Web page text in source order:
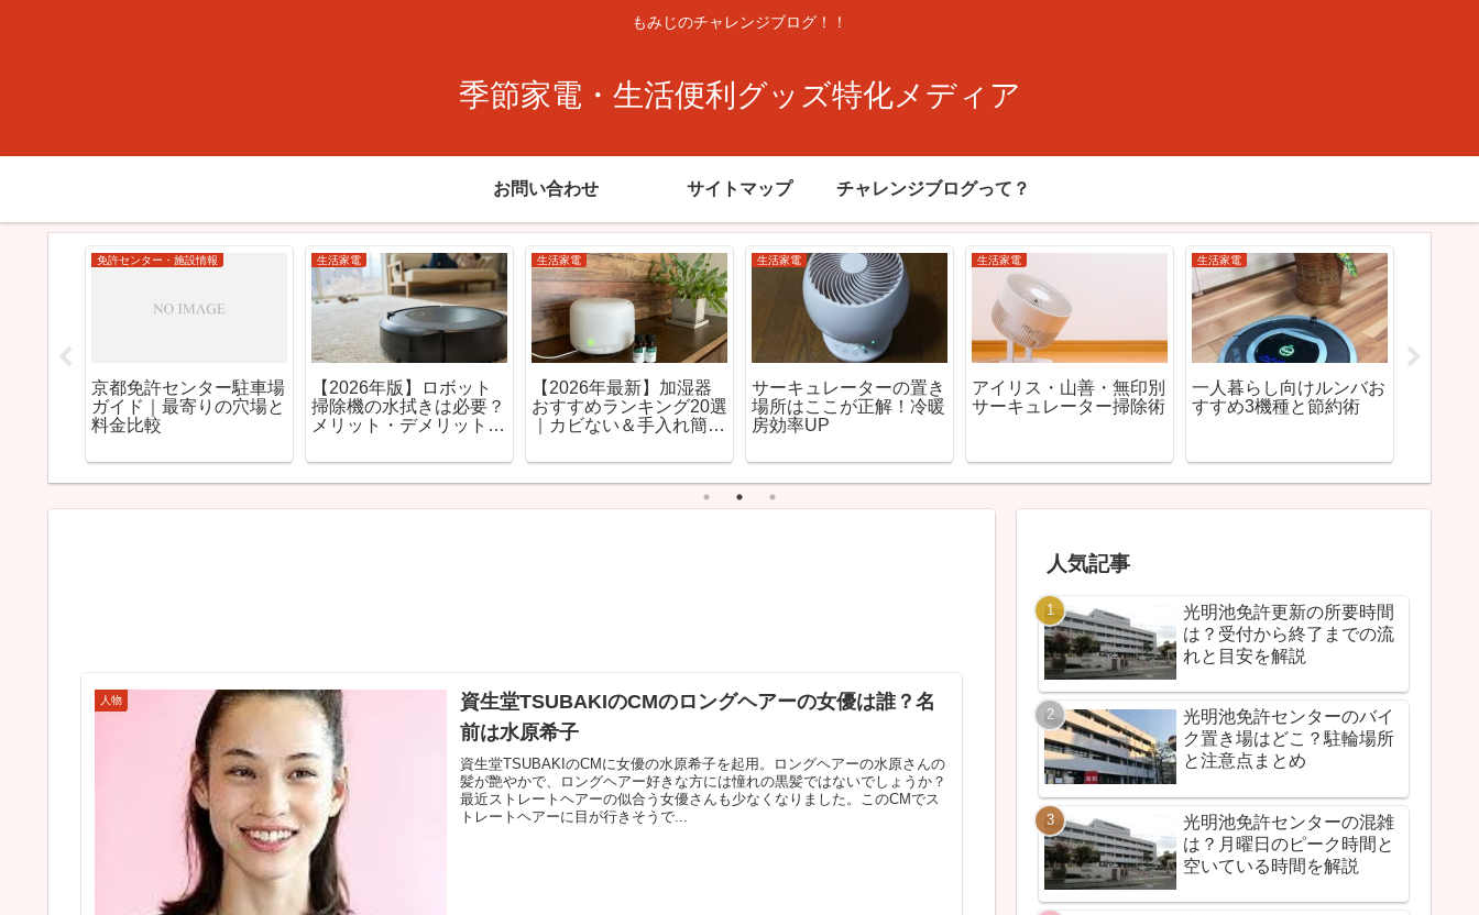
もみじのチャレンジブログ！！
季節家電・生活便利グッズ特化メディア
お問い合わせ サイトマップ チャレンジブログって？
免許センター・施設情報
京都免許センター駐車場
ガイド｜最寄りの穴場と
料金比較
生活家電
【2026年版】ロボット
掃除機の水拭きは必要？
メリット・デメリットと
説
生活家電
【2026年最新】加湿器
おすすめランキング20選
｜カビない＆手入れ簡単
生活家電
サーキュレーターの置き
場所はここが正解！冷暖
房効率UP
生活家電
アイリス・山善・無印別
サーキュレーター掃除術
生活家電
一人暮らし向けルンバお
すすめ3機種と節約術
人物
資生堂TSUBAKIのCMのロングヘアーの女優は誰？名
前は水原希子
資生堂TSUBAKIのCMに女優の水原希子を起用。ロングヘアーの水原さんの
髪が艶やかで、ロングヘアー好きな方には憧れの黒髪ではないでしょうか？
最近ストレートヘアーの似合う女優さんも少なくなりました。このCMでス
トレートヘアーに目が行きそうで...
人気記事
光明池免許更新の所要時間
は？受付から終了までの流
れと目安を解説
光明池免許センターのバイ
ク置き場はどこ？駐輪場所
と注意点まとめ
光明池免許センターの混雑
は？月曜日のピーク時間と
空いている時間を解説